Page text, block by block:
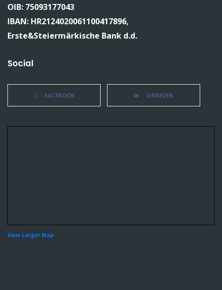
OIB: 75093177043
IBAN: HR2124020061100417896,
Erste&Steiermärkische Bank d.d.
Social
FACEBOOK LINKEDIN
View Larger Map